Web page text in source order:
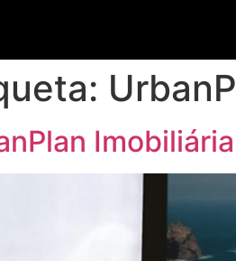
Imobiliária